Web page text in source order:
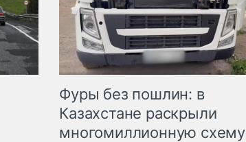
Фуры без пошлин: в
Казахстане раскрыли
многомиллионную схему